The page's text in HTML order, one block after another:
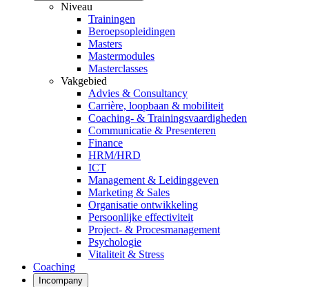
Niveau
Trainingen
Beroepsopleidingen
Masters
Mastermodules
Masterclasses
Vakgebied
Advies & Consultancy
Carrière, loopbaan & mobiliteit
Coaching- & Trainingsvaardigheden
Communicatie & Presenteren
Finance
HRM/HRD
ICT
Management & Leidinggeven
Marketing & Sales
Organisatie ontwikkeling
Persoonlijke effectiviteit
Project- & Procesmanagement
Psychologie
Vitaliteit & Stress
Coaching
Incompany